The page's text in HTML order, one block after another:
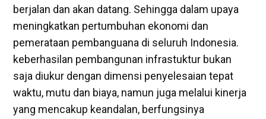
berjalan dan akan datang. Sehingga dalam upaya
meningkatkan pertumbuhan ekonomi dan
pemerataan pembanguana di seluruh Indonesia.
keberhasilan pembangunan infrastuktur bukan
saja diukur dengan dimensi penyelesaian tepat
waktu, mutu dan biaya, namun juga melalui kinerja
yang mencakup keandalan, berfungsinya